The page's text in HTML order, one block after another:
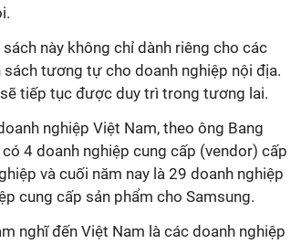
này không chỉ dành riêng cho các
tương tự cho doanh nghiệp nội địa.
tiếp tục được duy trì trong tương lai.
nghiệp Việt Nam, theo ông Bang
4 doanh nghiệp cung cấp (vendor) cấp
và cuối năm nay là 29 doanh nghiệp
cung cấp sản phẩm cho Samsung.
nghĩ đến Việt Nam là các doanh nghiệp